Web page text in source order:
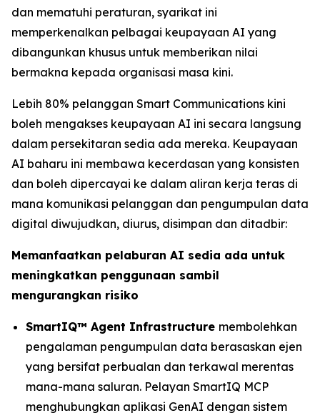
dan mematuhi peraturan, syarikat ini
memperkenalkan pelbagai keupayaan AI yang
dibangunkan khusus untuk memberikan nilai
bermakna kepada organisasi masa kini.
Lebih 80% pelanggan Smart Communications kini
boleh mengakses keupayaan AI ini secara langsung
dalam persekitaran sedia ada mereka. Keupayaan
AI baharu ini membawa kecerdasan yang konsisten
dan boleh dipercayai ke dalam aliran kerja teras di
mana komunikasi pelanggan dan pengumpulan data
digital diwujudkan, diurus, disimpan dan ditadbir:
Memanfaatkan pelaburan AI sedia ada untuk
meningkatkan penggunaan sambil
mengurangkan risiko
SmartIQ™ Agent Infrastructure membolehkan
pengalaman pengumpulan data berasaskan ejen
yang bersifat perbualan dan terkawal merentas
mana-mana saluran. Pelayan SmartIQ MCP
menghubungkan aplikasi GenAI dengan sistem